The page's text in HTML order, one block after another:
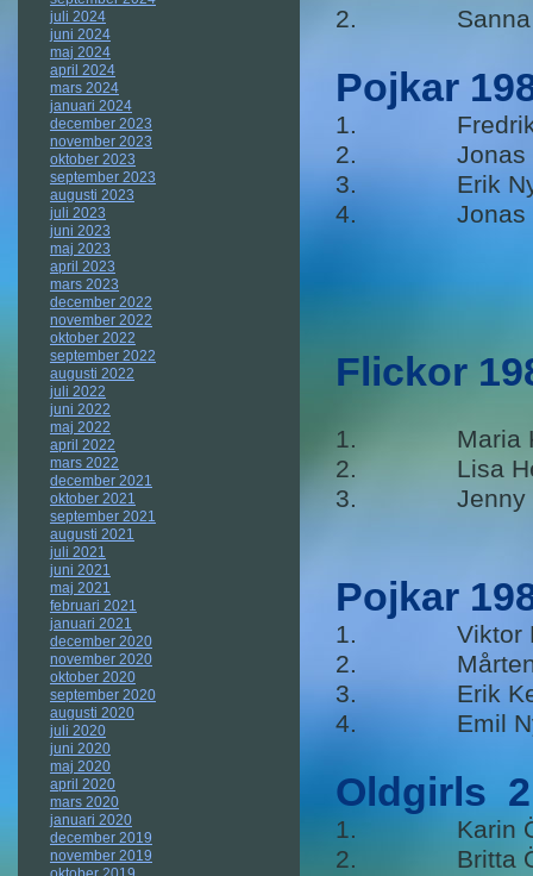
juli 2024
juni 2024
maj 2024
april 2024
mars 2024
januari 2024
december 2023
november 2023
oktober 2023
september 2023
augusti 2023
juli 2023
juni 2023
maj 2023
april 2023
mars 2023
december 2022
november 2022
oktober 2022
september 2022
augusti 2022
juli 2022
juni 2022
maj 2022
april 2022
mars 2022
december 2021
oktober 2021
september 2021
augusti 2021
juli 2021
juni 2021
maj 2021
februari 2021
januari 2021
december 2020
november 2020
oktober 2020
september 2020
augusti 2020
juli 2020
juni 2020
maj 2020
april 2020
mars 2020
januari 2020
december 2019
november 2019
2. Sanna
Pojkar
1. Fredrik
2. Jonas
3. Erik
4. Jonas
Flickor
1. Maria
2. Lisa
3. Jenny
Pojkar
1. Viktor
2. Mårten
3. Erik
4. Emil
Oldgirls
1. Karin
2. Britta